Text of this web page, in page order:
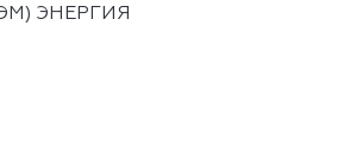
ЭНЕРГИЯ